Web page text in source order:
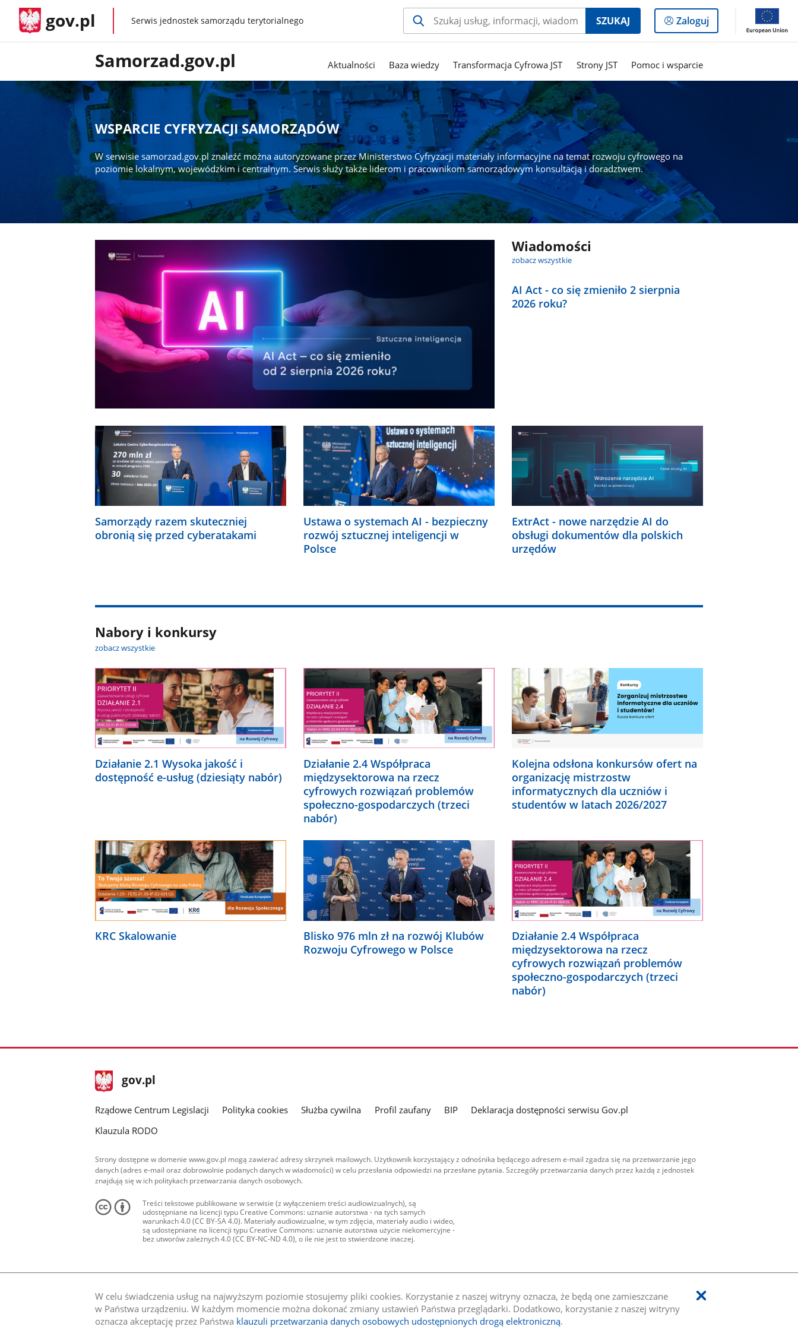
W celu świadczenia usług na najwyższym poziomie stosujemy pliki cookies. Korzystanie z naszej witryny oznacza, że będą one zamieszczane
w Państwa urządzeniu. W każdym momencie można dokonać zmiany ustawień Państwa przeglądarki. Dodatkowo, korzystanie z naszej witryny
oznacza akceptację przez Państwa klauzuli przetwarzania danych osobowych udostępnionych drogą elektroniczną.
gov.pl gov.plSerwis jednostek samorządu terytorialnego SZUKAJ
Logowanie
do
Zaloguj
Samorzad.gov.pl Aktualności Baza wiedzy Transformacja Cyfrowa JST Strony JST Pomoc i wsparcie
WSPARCIE CYFRYZACJI SAMORZĄDÓW
W serwisie samorzad.gov.pl znaleźć można autoryzowane przez Ministerstwo Cyfryzacji materiały informacyjne na temat rozwoju cyfrowego na
poziomie lokalnym, wojewódzkim i centralnym. Serwis służy także liderom i pracownikom samorządowym konsultacją i doradztwem.
Wiadomości
zobacz wszystkie
AI Act - co się zmieniło 2 sierpnia
2026 roku?
Samorządy razem skuteczniej
obronią się przed cyberatakami
Ustawa o systemach AI - bezpieczny
rozwój sztucznej inteligencji w
Polsce
ExtrAct - nowe narzędzie AI do
obsługi dokumentów dla polskich
urzędów
Nabory i konkursy
zobacz wszystkie
Działanie 2.1 Wysoka jakość i
dostępność e-usług (dziesiąty nabór)
Działanie 2.4 Współpraca
międzysektorowa na rzecz
cyfrowych rozwiązań problemów
społeczno-gospodarczych (trzeci
nabór)
Kolejna odsłona konkursów ofert na
organizację mistrzostw
informatycznych dla uczniów i
studentów w latach 2026/2027
KRC Skalowanie
Blisko 976 mln zł na rozwój Klubów
Rozwoju Cyfrowego w Polsce
Działanie 2.4 Współpraca
międzysektorowa na rzecz
cyfrowych rozwiązań problemów
społeczno-gospodarczych (trzeci
nabór)
stopka
gov.pl Strona
gov.pl
Rządowe Centrum Legislacji Polityka cookies Służba cywilna Profil zaufany BIP
Deklaracja dostępności serwisu Gov.pl
Klauzula RODO
Strony dostępne w domenie www.gov.pl mogą zawierać adresy skrzynek mailowych. Użytkownik korzystający z odnośnika będącego adresem e-mail zgadza się na przetwarzanie jego
danych (adres e-mail oraz dobrowolnie podanych danych w wiadomości) w celu przesłania odpowiedzi na przesłane pytania. Szczegóły przetwarzania danych przez każdą z jednostek
znajdują się w ich politykach przetwarzania danych osobowych.
Treści tekstowe publikowane w serwisie (z wyłączeniem treści audiowizualnych), są
udostępniane na licencji typu Creative Commons: uznanie autorstwa - na tych samych
warunkach 4.0 (CC BY-SA 4.0). Materiały audiowizualne, w tym zdjęcia, materiały audio i wideo,
są udostępniane na licencji typu Creative Commons: uznanie autorstwa użycie niekomercyjne -
bez utworów zależnych 4.0 (CC BY-NC-ND 4.0), o ile nie jest to stwierdzone inaczej.